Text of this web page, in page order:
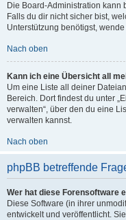
Die Board-Administration kann
Falls du dir nicht sicher bist,
Unterstützung benötigst,
Nach oben
Kann ich eine Übersicht all
Um eine Liste all deiner
Bereich. Dort findest du unter
verwalten“, über den du eine
verwalten kannst.
Nach oben
phpBB betreffende
Wer hat diese Forensoftware
Diese Software (in ihrer
entwickelt und veröffentlicht.